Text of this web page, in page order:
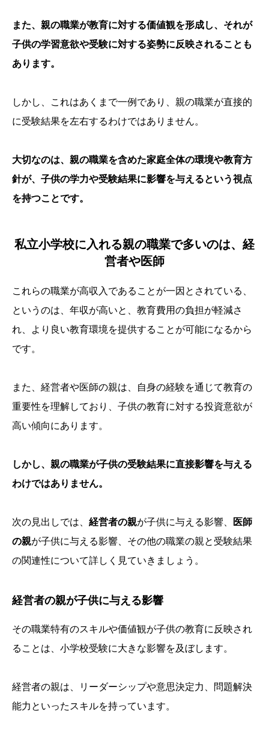
また、親の職業が教育に対する価値観を形成し、それが
子供の学習意欲や受験に対する姿勢に反映されることも
あります。
しかし、これはあくまで一例であり、親の職業が直接的
に受験結果を左右するわけではありません。
大切なのは、親の職業を含めた家庭全体の環境や教育方
針が、子供の学力や受験結果に影響を与えるという視点
を持つことです。
私立小学校に入れる親の職業で多いのは、経
営者や医師
これらの職業が高収入であることが一因とされている、
というのは、年収が高いと、教育費用の負担が軽減さ
れ、より良い教育環境を提供することが可能になるから
です。
また、経営者や医師の親は、自身の経験を通じて教育の
重要性を理解しており、子供の教育に対する投資意欲が
高い傾向にあります。
しかし、親の職業が子供の受験結果に直接影響を与える
わけではありません。
次の見出しでは、 経営者の親が子供に与える影響、
医師
の親が子供に与える影響、その他の職業の親と受験結果
の関連性について詳しく見ていきましょう。
経営者の親が子供に与える影響
その職業特有のスキルや価値観が子供の教育に反映され
ることは、小学校受験に大きな影響を及ぼします。
経営者の親は、リーダーシップや意思決定力、問題解決
能力といったスキルを持っています。